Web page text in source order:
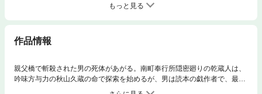
もっと見る
作品情報
親父橋で斬殺された男の死体があがる。南町奉行所隠密廻りの乾蔵人は、
吟味方与力の秋山久蔵の命で探索を始めるが、男は読本の戯作者で、最
近、ある不穏な中身の読本を書いていたという噂が。そして、将軍の名も